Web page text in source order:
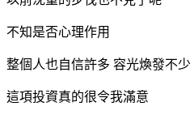
不知是否心理作用
整個人也自信許多 容光煥發不少
這項投資真的很令我滿意